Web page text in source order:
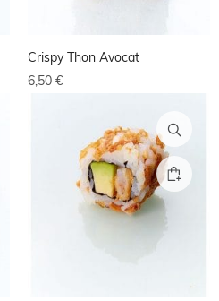
Crispy Thon Avocat
6,50 €